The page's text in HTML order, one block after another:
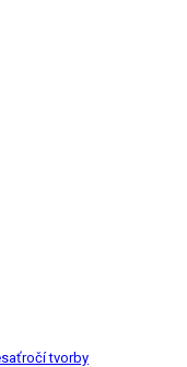
tvorby